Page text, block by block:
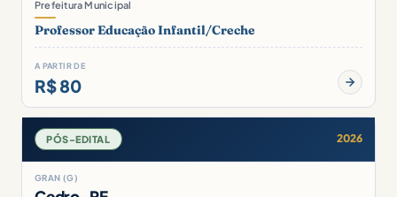
Prefeitura Municipal
Professor Educação Infantil/Creche
A PARTIR DE
R$ 80
PÓS-EDITAL 2026
GRAN (G)